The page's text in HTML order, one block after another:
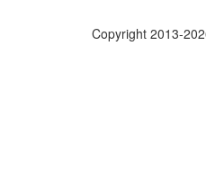
Copyright 2013-